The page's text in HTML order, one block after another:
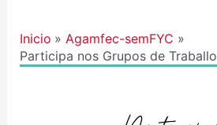
Inicio
Agamfec-semFYC
Participa nos Grupos de Traballo